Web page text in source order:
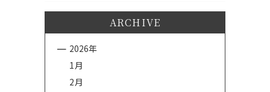
ARCHIVE
2026年
1月
2月